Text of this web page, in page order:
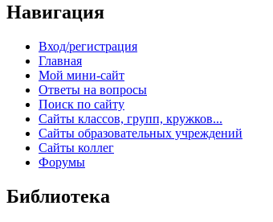
Навигация
Вход/регистрация
Главная
Мой мини-сайт
Ответы на вопросы
Поиск по сайту
Сайты классов, групп, кружков...
Сайты образовательных учреждений
Сайты коллег
Форумы
Библиотека